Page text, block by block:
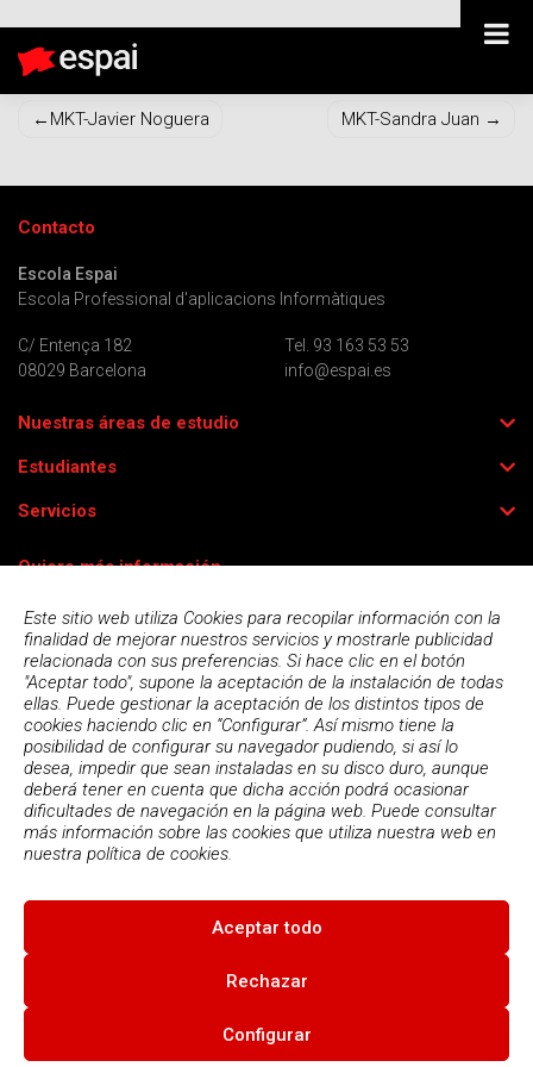
Este sitio web utiliza Cookies para recopilar información con la
finalidad de mejorar nuestros servicios y mostrarle publicidad
relacionada con sus preferencias. Si hace clic en el botón
"Aceptar todo", supone la aceptación de la instalación de todas
ellas. Puede gestionar la aceptación de los distintos tipos de
cookies haciendo clic en “Configurar”. Así mismo tiene la
posibilidad de configurar su navegador pudiendo, si así lo
desea, impedir que sean instaladas en su disco duro, aunque
deberá tener en cuenta que dicha acción podrá ocasionar
dificultades de navegación en la página web. Puede consultar
más información sobre las cookies que utiliza nuestra web en
nuestra política de cookies.
Aceptar todo
Rechazar
Configurar
Navegación
entradas
MKT-Javier Noguera MKT-Sandra Juan
Contacto
Escola Espai
Escola Professional d'aplicacions Informàtiques
C/ Entença 182
08029 Barcelona
Tel. 93 163 53 53
info@espai.es
Nuestras áreas de estudio
Estudiantes
Servicios
Quiero más información
Acepto lapolítica de privacidad
© 2026
Condiciones de uso